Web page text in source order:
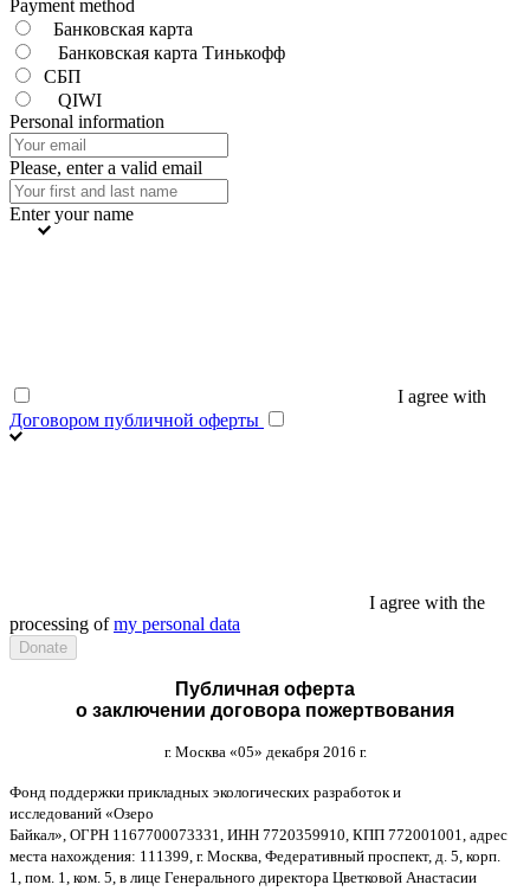
Payment method
Банковская карта
Банковская карта Тинькофф
СБП
QIWI
Personal information
Please, enter a valid email
Enter your name
I agree with
Договором публичной оферты
I agree with the
processing ofmy personal data
Публичная оферта
о заключении договора пожертвования
г. Москва «05» декабря 2016 г.
Фонд поддержки прикладных экологических разработок и
исследований «Озеро
Байкал», ОГРН 1167700073331, ИНН 7720359910, КПП 772001001, адрес
места нахождения: 111399, г. Москва Федеративный проспект, д . 5, корп
1, пом . 1, ком . 5, в лице Генерального директора Цветковой Анастасии